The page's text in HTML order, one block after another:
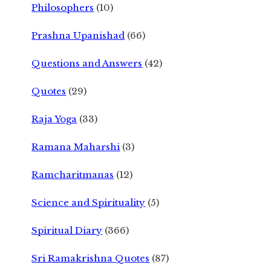
Philosophers (10)
Prashna Upanishad (66)
Questions and Answers (42)
Quotes (29)
Raja Yoga (33)
Ramana Maharshi (3)
Ramcharitmanas (12)
Science and Spirituality (5)
Spiritual Diary (366)
Sri Ramakrishna Quotes (87)